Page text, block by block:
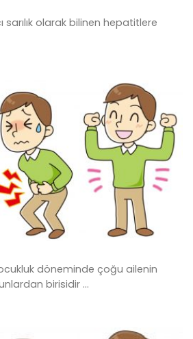
sarılık olarak bilinen hepatitlere
döneminde çoğu ailenin
birisidir ...